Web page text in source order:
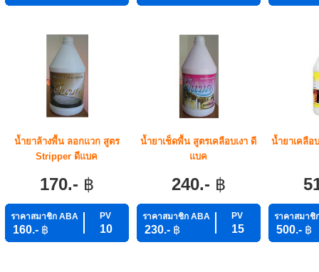
น้ำยาล้างพื้น ลอกแวก สูตร
Stripper ดีแบค
170.- ฿
ราคาสมาชิก ABA PV
160.- ฿ 10
น้ำยาเช็ดพื้น สูตรเคลือบเงา ดี
แบค
240.- ฿
ราคาสมาชิก ABA PV
230.- ฿ 15
น้ำยาเคลือ
ราคาสมาชิ
500.- ฿